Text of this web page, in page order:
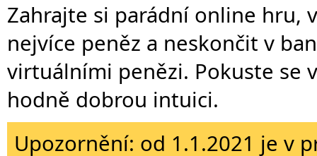
Zahrajte si parádní online hru,
nejvíce peněz a neskončit v
virtuálními penězi. Pokuste se
hodně dobrou intuici.
Upozornění: od 1.1.2021 je v